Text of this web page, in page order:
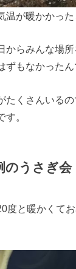
温が暖かかっ
からみんな場
ずもなかった
たくさんいる
す。
のうさぎ会
度と暖かくて